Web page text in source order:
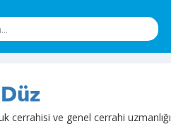
cerrahisi ve genel cerrahi uzmanlığı